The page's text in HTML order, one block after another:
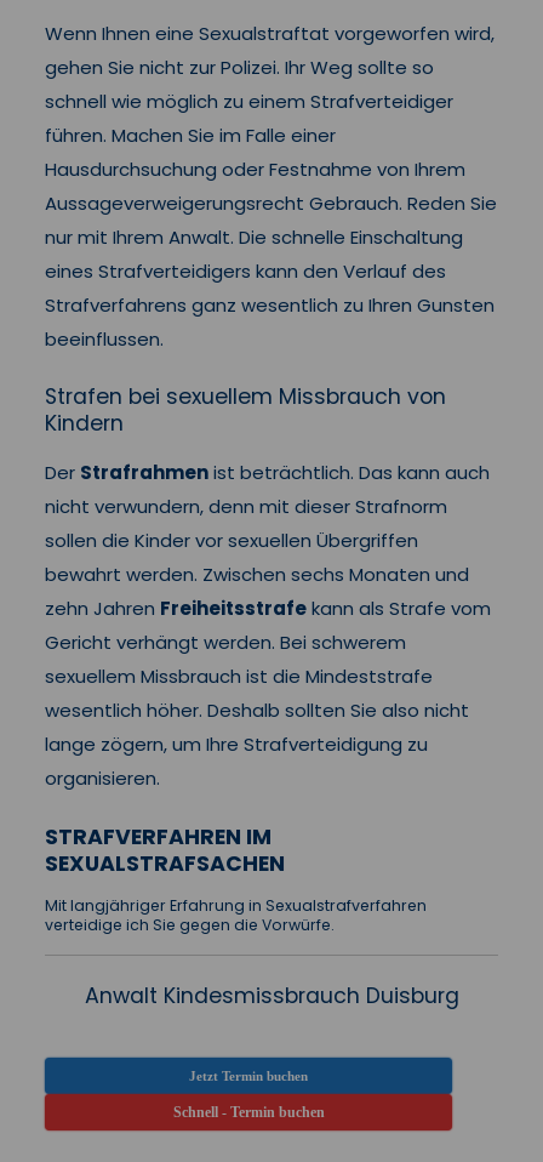
Wenn Ihnen eine Sexualstraftat vorgeworfen wird,
gehen Sie nicht zur Polizei. Ihr Weg sollte so
schnell wie möglich zu einem Strafverteidiger
führen. Machen Sie im Falle einer
Hausdurchsuchung oder Festnahme von Ihrem
Aussageverweigerungsrecht Gebrauch. Reden Sie
nur mit Ihrem Anwalt. Die schnelle Einschaltung
eines Strafverteidigers kann den Verlauf des
Strafverfahrens ganz wesentlich zu Ihren Gunsten
beeinflussen.
Strafen bei sexuellem Missbrauch von
Kindern
Der Strafrahmenist beträchtlich. Das kann auch
nicht verwundern, denn mit dieser Strafnorm
sollen die Kinder vor sexuellen Übergriffen
bewahrt werden. Zwischen sechs Monaten und
zehn Jahren Freiheitsstrafekann als Strafe vom
Gericht verhängt werden. Bei schwerem
sexuellem Missbrauch ist die Mindeststrafe
wesentlich höher. Deshalb sollten Sie also nicht
lange zögern, um Ihre Strafverteidigung zu
organisieren.
STRAFVERFAHREN IM
SEXUALSTRAFSACHEN
Mit langjähriger Erfahrung in Sexualstrafverfahren
verteidige ich Sie gegen die Vorwürfe.
Anwalt Kindesmissbrauch Duisburg
Jetzt Termin buchen
Schnell - Termin buchen